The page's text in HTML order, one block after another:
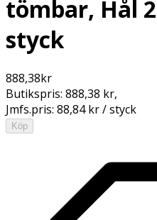
tömbar, Hål
styck
888,38kr
Butikspris: 888,38 kr,
Jmfs.pris: 88,84 kr / styck
Köp